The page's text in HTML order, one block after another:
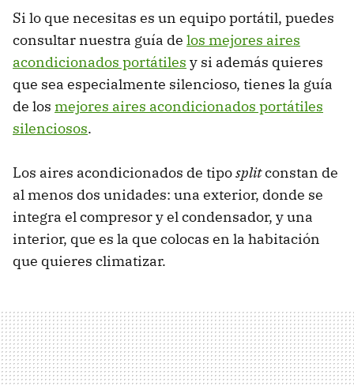
Si lo que necesitas es un equipo portátil, puedes
consultar nuestra guía de los mejores aires
acondicionados portátiles y si además quieres
que sea especialmente silencioso, tienes la guía
de los mejores aires acondicionados portátiles
silenciosos.
Los aires acondicionados de tiposplitconstan de
al menos dos unidades: una exterior, donde se
integra el compresor y el condensador, y una
interior, que es la que colocas en la habitación
que quieres climatizar.